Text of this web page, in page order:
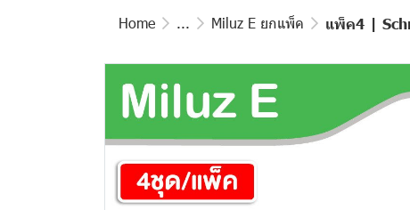
Home ... Miluz E ยกแพ็ค แพ็ค4 |